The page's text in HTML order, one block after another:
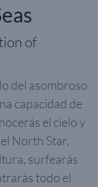
of
del asombroso
capacidad de
el cielo y
North Star,
surfearás
todo el